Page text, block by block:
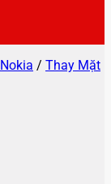
/ Thay Mặt